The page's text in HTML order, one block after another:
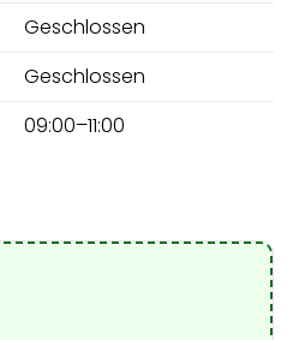
Geschlossen
Geschlossen
09:00–11:00